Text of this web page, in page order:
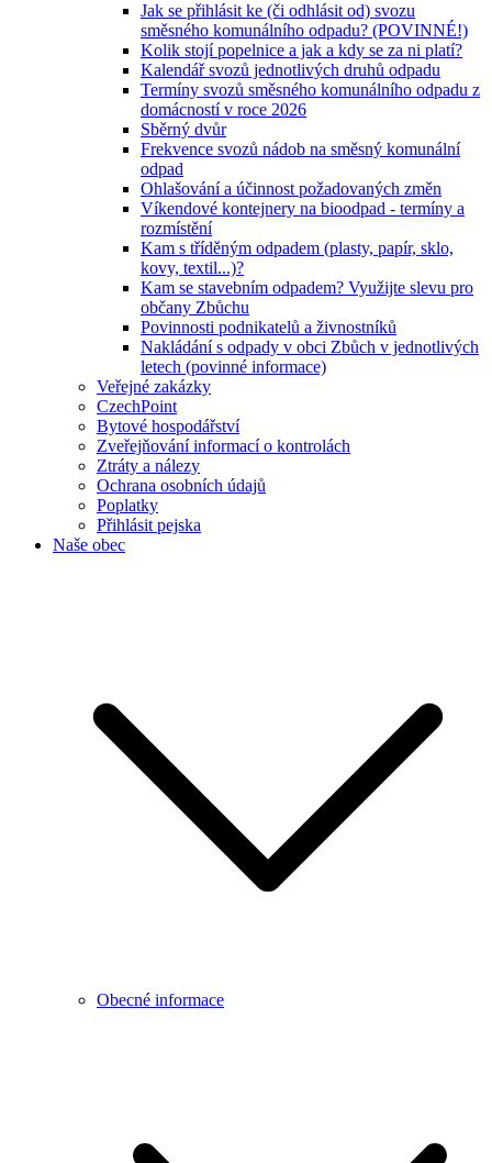
Jak se přihlásit ke (či odhlásit od) svozu
směsného komunálního odpadu? (POVINNÉ!)
Kolik stojí popelnice a jak a kdy se za ni platí?
Kalendář svozů jednotlivých druhů odpadu
Termíny svozů směsného komunálního odpadu z
domácností v roce 2026
Sběrný dvůr
Frekvence svozů nádob na směsný komunální
odpad
Ohlašování a účinnost požadovaných změn
Víkendové kontejnery na bioodpad - termíny a
rozmístění
Kam s tříděným odpadem (plasty, papír, sklo,
kovy, textil...)?
Kam se stavebním odpadem? Využijte slevu pro
občany Zbůchu
Povinnosti podnikatelů a živnostníků
Nakládání s odpady v obci Zbůch v jednotlivých
letech (povinné informace)
Veřejné zakázky
CzechPoint
Bytové hospodářství
Zveřejňování informací o kontrolách
Ztráty a nálezy
Ochrana osobních údajů
Poplatky
Přihlásit pejska
Naše obec
Obecné informace